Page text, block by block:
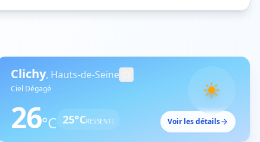
Clichy, Hauts-de-Seine
Ciel Dégagé
26°C 25°CRESSENTI Voir les détails